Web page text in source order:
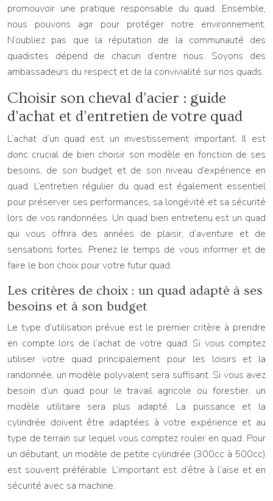
promouvoir une pratique responsable du quad. Ensemble,
nous pouvons agir pour protéger notre environnement.
N’oubliez pas que la réputation de la communauté des
quadistes dépend de chacun d’entre nous. Soyons des
ambassadeurs du respect et de la convivialité sur nos quads.
Choisir son cheval d’acier : guide
d’achat et d’entretien de votre quad
L’achat d’un quad est un investissement important. Il est
donc crucial de bien choisir son modèle en fonction de ses
besoins, de son budget et de son niveau d’expérience en
quad. L’entretien régulier du quad est également essentiel
pour préserver ses performances, sa longévité et sa sécurité
lors de vos randonnées. Un quad bien entretenu est un quad
qui vous offrira des années de plaisir, d’aventure et de
sensations fortes. Prenez le temps de vous informer et de
faire le bon choix pour votre futur quad.
Les critères de choix : un quad adapté à ses
besoins et à son budget
Le type d’utilisation prévue est le premier critère à prendre
en compte lors de l’achat de votre quad. Si vous comptez
utiliser votre quad principalement pour les loisirs et la
randonnée, un modèle polyvalent sera suffisant. Si vous avez
besoin d’un quad pour le travail agricole ou forestier, un
modèle utilitaire sera plus adapté. La puissance et la
cylindrée doivent être adaptées à votre expérience et au
type de terrain sur lequel vous comptez rouler en quad. Pour
un débutant, un modèle de petite cylindrée (300cc à 500cc)
est souvent préférable. L’important est d’être à l’aise et en
sécurité avec sa machine.